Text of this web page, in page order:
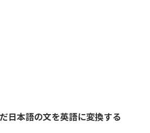
日本語の文を英語に変換する